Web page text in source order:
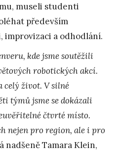
museli studenti
především
improvizaci a odhodlání.
kde jsme soutěžili
robotických akcí.
celý život. V silné
týmů jsme se dokázali
čtvrté místo.
nejen pro region, ale i pro
nadšeně Tamara Klein,